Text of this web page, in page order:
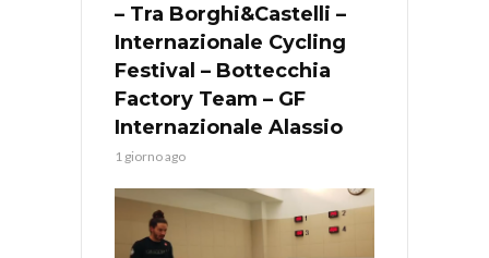
– Tra Borghi&Castelli –
Internazionale Cycling
Festival – Bottecchia
Factory Team – GF
Internazionale Alassio
1 giorno ago